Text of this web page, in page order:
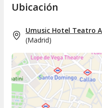
Ubicación
Umusic Hotel Teatro
(Madrid)